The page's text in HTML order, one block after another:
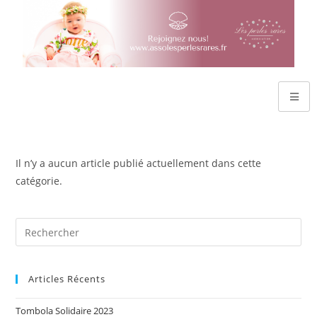
Il n’y a aucun article publié actuellement dans cette
catégorie.
Articles Récents
Tombola Solidaire 2023